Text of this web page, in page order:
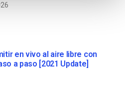
en vivo al aire libre con
éxito: Guía paso a paso [2021 Update]